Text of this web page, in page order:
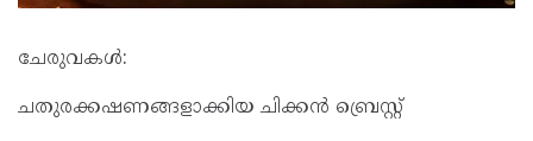
ചേരുവകൾ:
ചതുരക്കഷണങ്ങളാക്കിയ ചിക്കൻ ബ്രെസ്റ്റ്